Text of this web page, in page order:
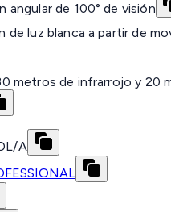
angular de 100° de visión
de luz blanca a partir de
metros de infrarrojo y 20
A